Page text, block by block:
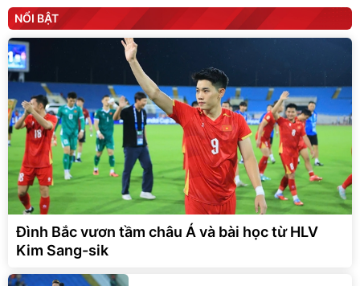
NỔI BẬT
Đình Bắc vươn tầm châu Á và bài học từ HLV
Kim Sang-sik